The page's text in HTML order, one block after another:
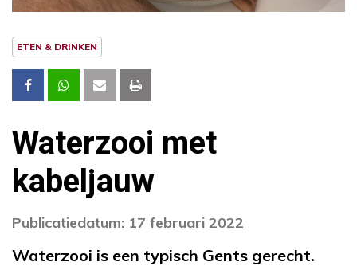
ETEN & DRINKEN
Waterzooi met
kabeljauw
Publicatiedatum: 17 februari 2022
Waterzooi is een typisch Gents gerecht.